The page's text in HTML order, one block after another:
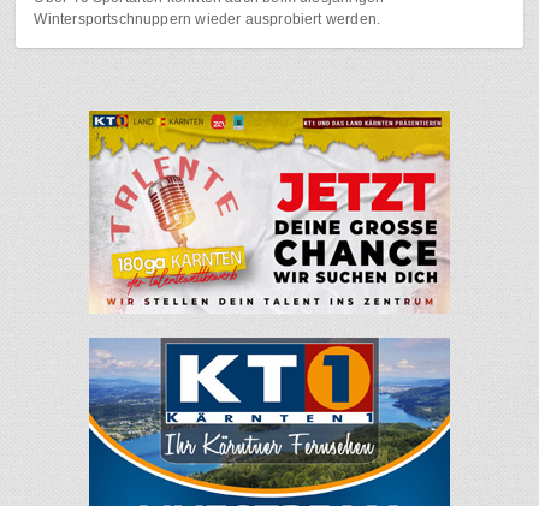
Wintersportschnuppern wieder ausprobiert werden.